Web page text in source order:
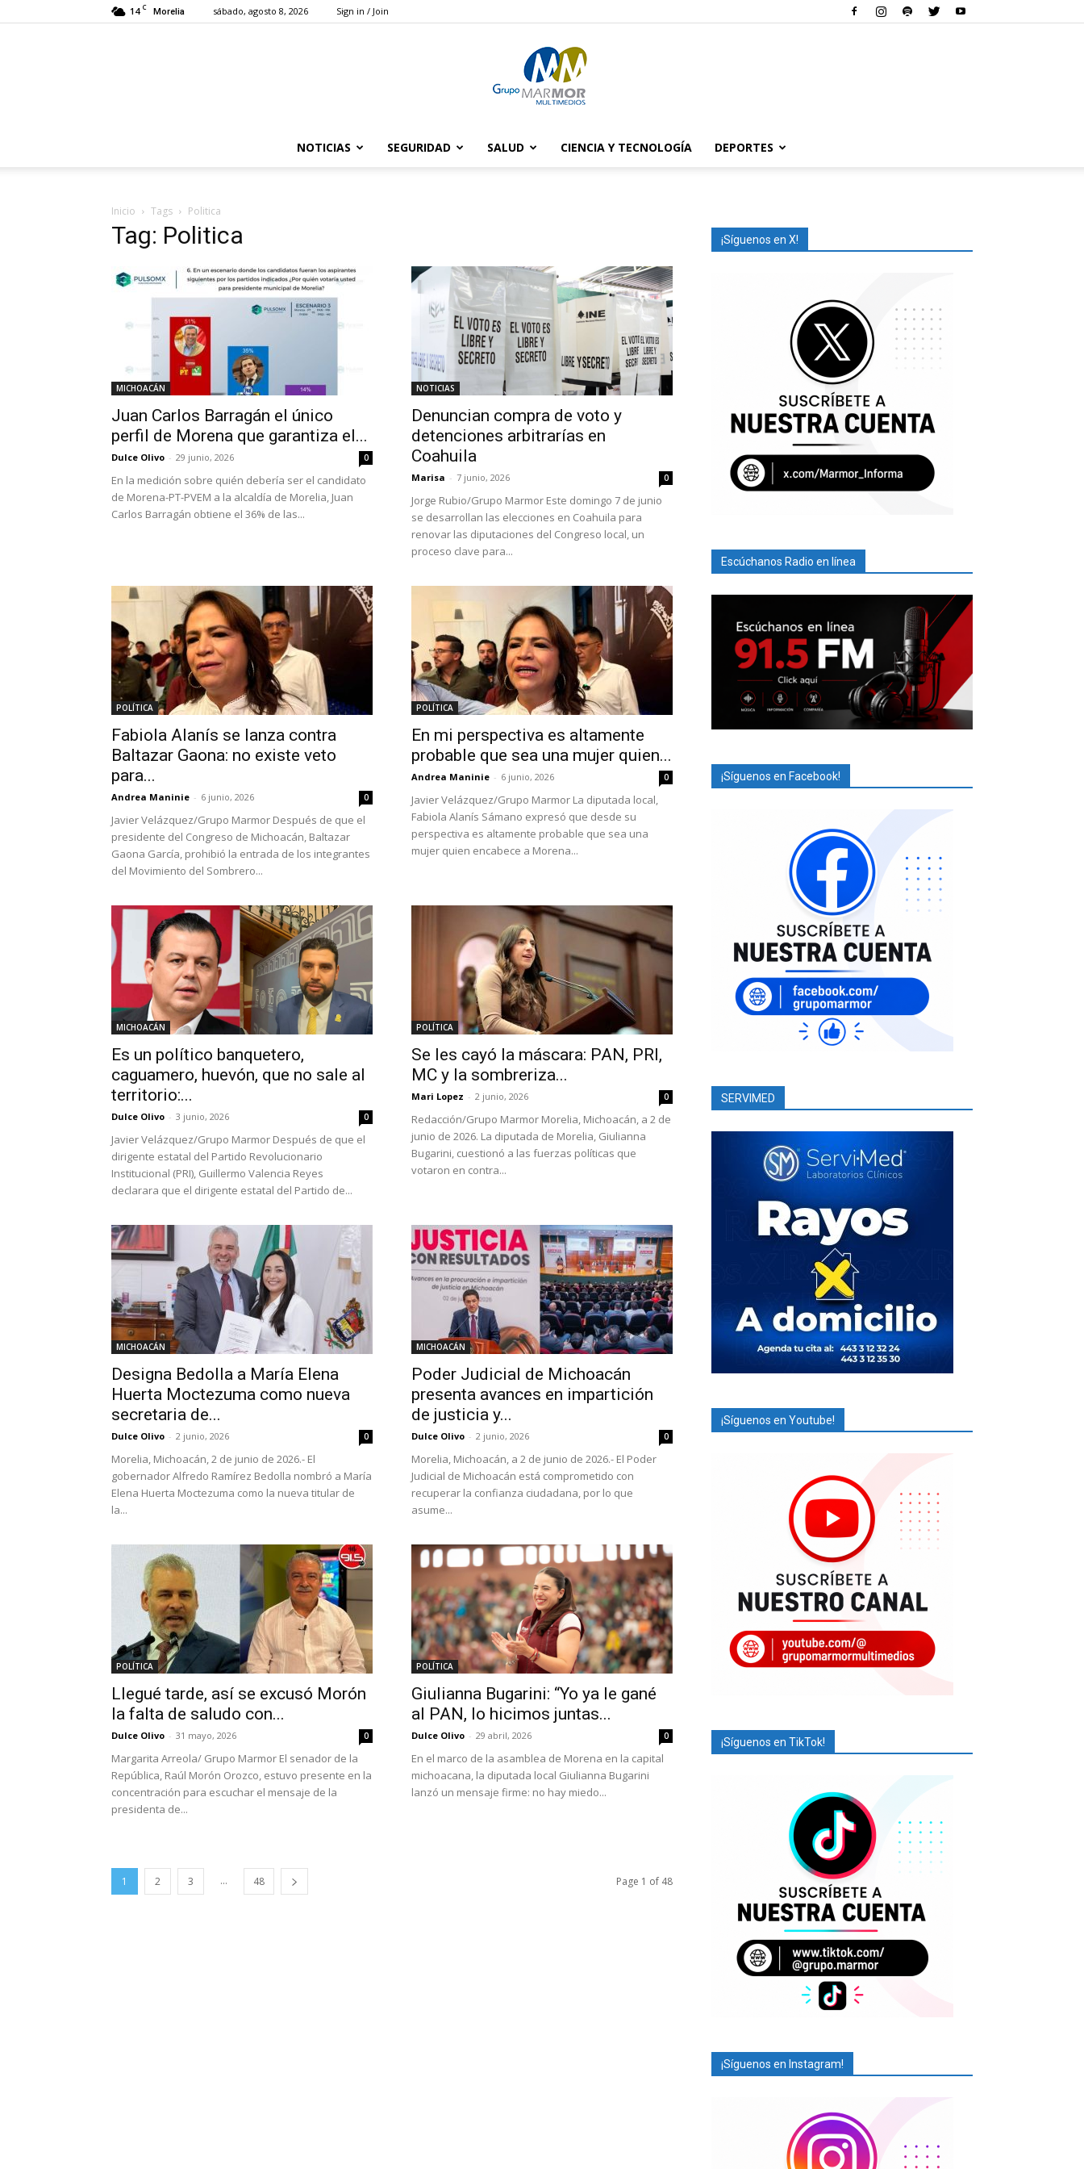
14 C Morelia sábado, agosto 8, 2026 Sign in / Join
Marmor
NOTICIAS SEGURIDAD SALUD CIENCIA Y TECNOLOGÍA DEPORTES
Inicio Tags Politica
Tag: Politica
MICHOACÁN
Juan Carlos Barragán el único
perfil de Morena que garantiza el...
Dulce Olivo - 29 junio, 2026 0
En la medición sobre quién debería ser el candidato
de Morena-PT-PVEM a la alcaldía de Morelia, Juan
Carlos Barragán obtiene el 36% de las...
NOTICIAS
Denuncian compra de voto y
detenciones arbitrarías en
Coahuila
Marisa - 7 junio, 2026 0
Jorge Rubio/Grupo Marmor Este domingo 7 de junio
se desarrollan las elecciones en Coahuila para
renovar las diputaciones del Congreso local, un
proceso clave para...
POLÍTICA
Fabiola Alanís se lanza contra
Baltazar Gaona: no existe veto
para...
Andrea Maninie - 6 junio, 2026 0
Javier Velázquez/Grupo Marmor Después de que el
presidente del Congreso de Michoacán, Baltazar
Gaona García, prohibió la entrada de los integrantes
del Movimiento del Sombrero...
POLÍTICA
En mi perspectiva es altamente
probable que sea una mujer quien...
Andrea Maninie - 6 junio, 2026 0
Javier Velázquez/Grupo Marmor La diputada local,
Fabiola Alanís Sámano expresó que desde su
perspectiva es altamente probable que sea una
mujer quien encabece a Morena...
MICHOACÁN
Es un político banquetero,
caguamero, huevón, que no sale al
territorio:...
Dulce Olivo - 3 junio, 2026 0
Javier Velázquez/Grupo Marmor Después de que el
dirigente estatal del Partido Revolucionario
Institucional (PRI), Guillermo Valencia Reyes
declarara que el dirigente estatal del Partido de...
POLÍTICA
Se les cayó la máscara: PAN, PRI,
MC y la sombreriza...
Mari Lopez - 2 junio, 2026 0
Redacción/Grupo Marmor Morelia, Michoacán, a 2 de
junio de 2026. La diputada de Morelia, Giulianna
Bugarini, cuestionó a las fuerzas políticas que
votaron en contra...
MICHOACÁN
Designa Bedolla a María Elena
Huerta Moctezuma como nueva
secretaria de...
Dulce Olivo - 2 junio, 2026 0
Morelia, Michoacán, 2 de junio de 2026.- El
gobernador Alfredo Ramírez Bedolla nombró a María
Elena Huerta Moctezuma como la nueva titular de
la...
MICHOACÁN
Poder Judicial de Michoacán
presenta avances en impartición
de justicia y...
Dulce Olivo - 2 junio, 2026 0
Morelia, Michoacán, a 2 de junio de 2026.- El Poder
Judicial de Michoacán está comprometido con
recuperar la confianza ciudadana, por lo que
asume...
POLÍTICA
Llegué tarde, así se excusó Morón
la falta de saludo con...
Dulce Olivo - 31 mayo, 2026 0
Margarita Arreola/ Grupo Marmor El senador de la
República, Raúl Morón Orozco, estuvo presente en la
concentración para escuchar el mensaje de la
presidenta de...
POLÍTICA
Giulianna Bugarini: “Yo ya le gané
al PAN, lo hicimos juntas...
Dulce Olivo - 29 abril, 2026 0
En el marco de la asamblea de Morena en la capital
michoacana, la diputada local Giulianna Bugarini
lanzó un mensaje firme: no hay miedo...
1 2 3 ... 48 Page 1 of 48
¡Síguenos en X!
Escúchanos Radio en línea
¡Síguenos en Facebook!
SERVIMED
¡Síguenos en Youtube!
¡Síguenos en TikTok!
¡Síguenos en Instagram!